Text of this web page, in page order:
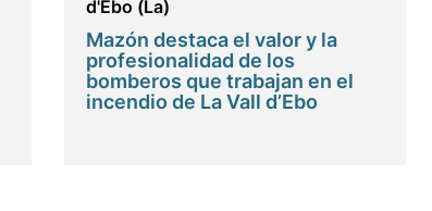
d'Ebo (La)
Mazón destaca el valor y la
profesionalidad de los
bomberos que trabajan en el
incendio de La Vall d’Ebo